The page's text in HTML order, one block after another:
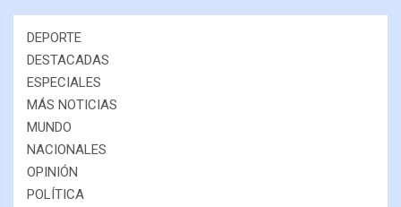
DEPORTE
DESTACADAS
ESPECIALES
MÁS NOTICIAS
MUNDO
NACIONALES
OPINIÓN
POLÍTICA